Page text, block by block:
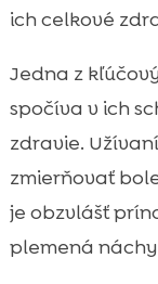
ich celkové
Jedna z
spočíva v ich
zdravie.
zmierňovať
je obzvlášť
plemená